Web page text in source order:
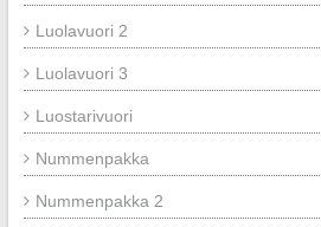
Luolavuori 2
Luolavuori 3
Luostarivuori
Nummenpakka
Nummenpakka 2